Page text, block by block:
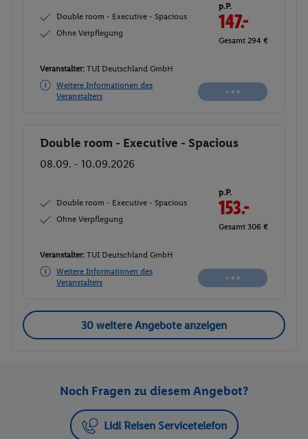
Double room - Executive - Spacious
Ohne Verpflegung
p.P.
147.-
Gesamt 294 €
Veranstalter: TUI Deutschland GmbH
Weitere Informationen des
Veranstalters
Buchen
Double room - Executive - Spacious
08.09. - 10.09.2026
Double room - Executive - Spacious
Ohne Verpflegung
p.P.
150.-
Gesamt 300 €
Veranstalter: TUI Deutschland GmbH
Weitere Informationen des
Veranstalters
Buchen
30 weitere Angebote anzeigen
Noch Fragen zu diesem Angebot?
Lidl Reisen Servicetelefon